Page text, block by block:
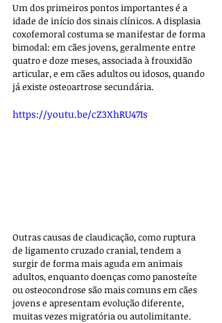
Um dos primeiros pontos importantes é a
idade de início dos sinais clínicos. A displasia
coxofemoral costuma se manifestar de forma
bimodal: em cães jovens, geralmente entre
quatro e doze meses, associada à frouxidão
articular, e em cães adultos ou idosos, quando
já existe osteoartrose secundária.
https://youtu.be/cZ3XhRU47Is
Outras causas de claudicação, como ruptura
de ligamento cruzado cranial, tendem a
surgir de forma mais aguda em animais
adultos, enquanto doenças como panosteíte
ou osteocondrose são mais comuns em cães
jovens e apresentam evolução diferente,
muitas vezes migratória ou autolimitante.